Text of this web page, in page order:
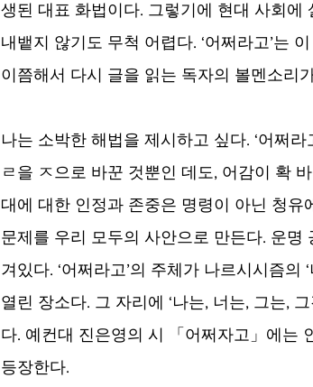
생된 대표 화법이다. 그렇기에 현대 사회에
내뱉지 않기도 무척 어렵다. ‘어쩌라고’는
이쯤해서 다시 글을 읽는 독자의 볼멘소리
나는 소박한 해법을 제시하고 싶다. ‘어쩌라
ㄹ을 ㅈ으로 바꾼 것뿐인 데도, 어감이 확 바
대에 대한 인정과 존중은 명령이 아닌 청
문제를 우리 모두의 사안으로 만든다. 운
겨있다. ‘어쩌라고’의 주체가 나르시시즘의
열린 장소다. 그 자리에 ‘나는, 너는, 그는,
다. 예컨대 진은영의 시 「어쩌자고」에는
등장한다.